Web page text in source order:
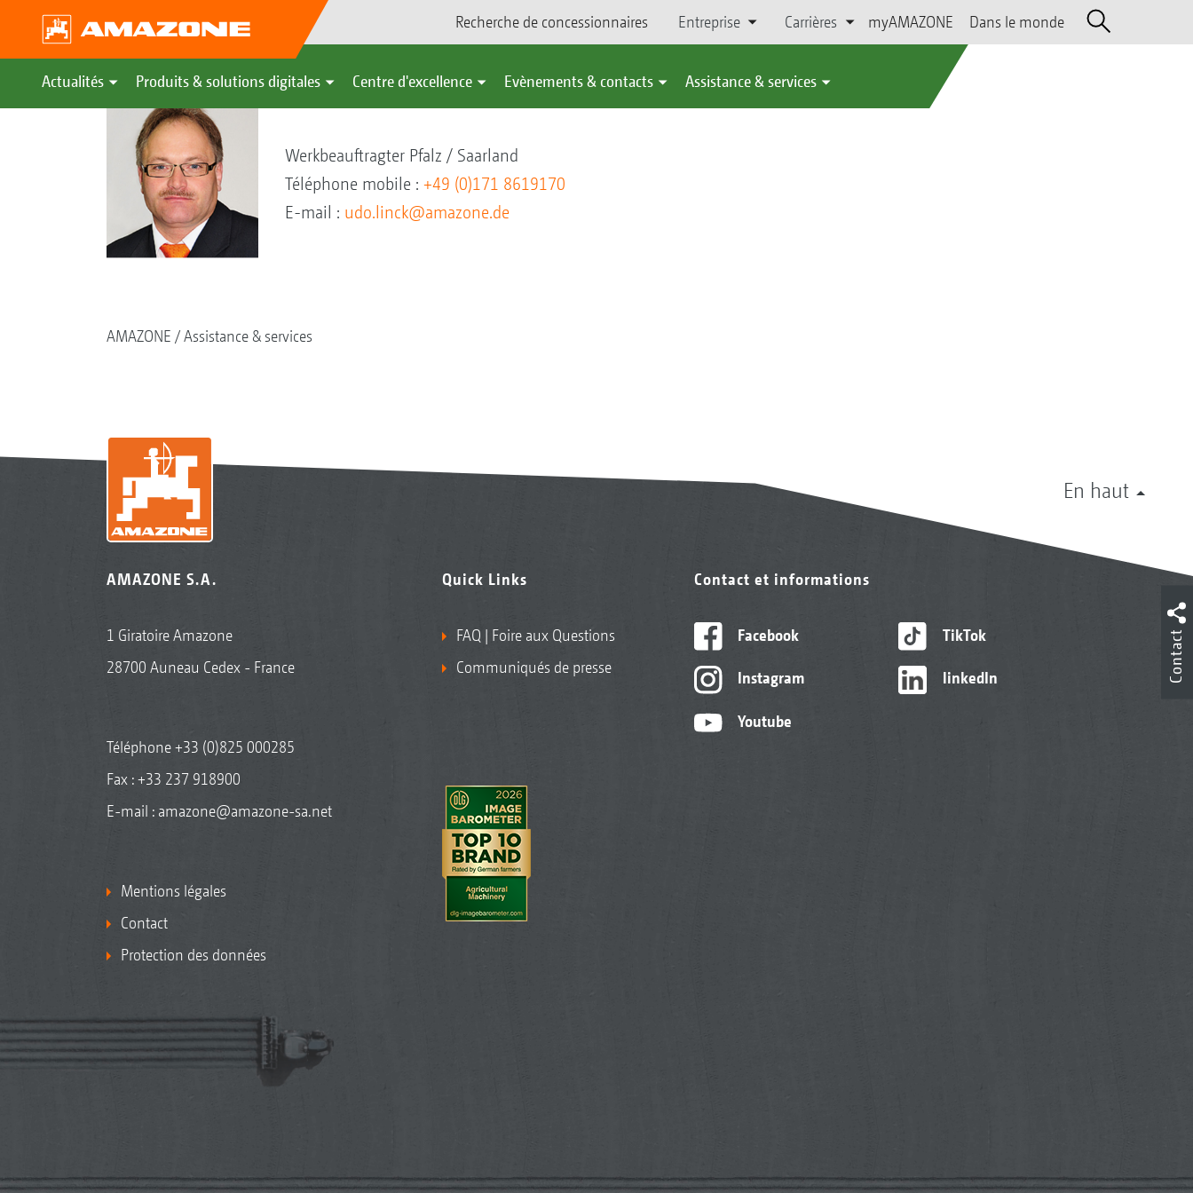
Recherche de concessionnaires Entreprise Carrières myAMAZONE Dans le monde
Actualités Produits & solutions digitales Centre d'excellence Evènements & contacts Assistance & services
Udo Linck
Werkbeauftragter Pfalz / Saarland
Téléphone mobile : +49 (0)171 8619170
E-mail : udo.linck@amazone.de
AMAZONE Assistance & services
En haut
AMAZONE S.A.
1 Giratoire Amazone
28700 Auneau Cedex - France
Téléphone+33 (0)825 000285
Fax : +33 237 918900
E-mail : amazone@amazone-sa.net
Mentions légales
Contact
Protection des données
Quick Links
FAQ | Foire aux Questions
Communiqués de presse
Contact et informations
Facebook
Instagram
Youtube
TikTok
linkedIn Contact